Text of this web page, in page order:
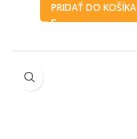
PRIDAŤ DO KOŠÍKA